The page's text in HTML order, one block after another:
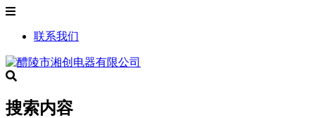
联系我们
搜索内容